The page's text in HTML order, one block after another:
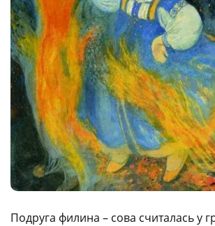
Подруга филина – сова считалась у